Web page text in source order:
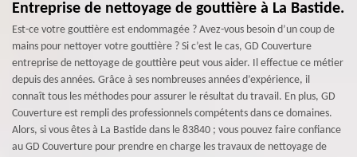
Entreprise de nettoyage de gouttière à La Bastide.
Est-ce votre gouttière est endommagée ? Avez-vous besoin d’un coup de
mains pour nettoyer votre gouttière ? Si c’est le cas, GD Couverture
entreprise de nettoyage de gouttière peut vous aider. Il effectue ce métier
depuis des années. Grâce à ses nombreuses années d’expérience, il
connaît tous les méthodes pour assurer le résultat du travail. En plus, GD
Couverture est rempli des professionnels compétents dans ce domaines.
Alors, si vous êtes à La Bastide dans le 83840 ; vous pouvez faire confiance
au GD Couverture pour prendre en charge les travaux de nettoyage de